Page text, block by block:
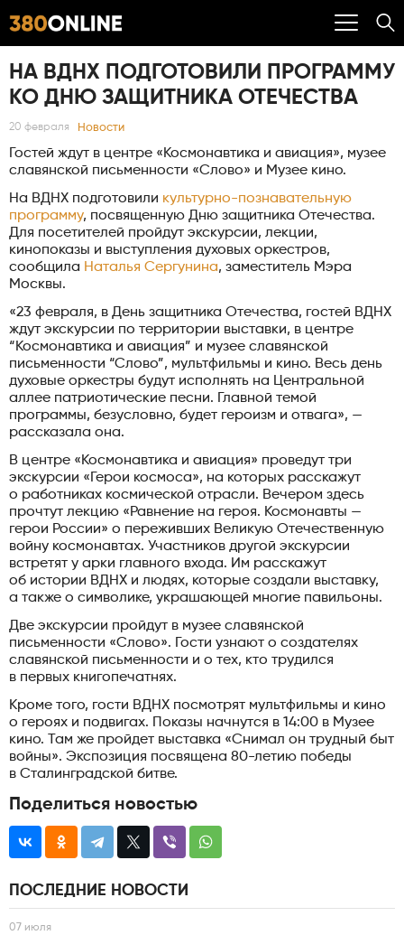
НА ВДНХ ПОДГОТОВИЛИ ПРОГРАММУ
КО ДНЮ ЗАЩИТНИКА ОТЕЧЕСТВА
20 февраля Новости
Гостей ждут в центре «Космонавтика и авиация», музее
славянской письменности «Слово» и Музее кино.
На ВДНХ подготовили культурно-познавательную
программу, посвященную Дню защитника Отечества.
Для посетителей пройдут экскурсии, лекции,
кинопоказы и выступления духовых оркестров,
сообщила Наталья Сергунина, заместитель Мэра
Москвы.
«23 февраля, в День защитника Отечества, гостей ВДНХ
ждут экскурсии по территории выставки, в центре
“Космонавтика и авиация” и музее славянской
письменности “Слово”, мультфильмы и кино. Весь день
духовые оркестры будут исполнять на Центральной
аллее патриотические песни. Главной темой
программы, безусловно, будет героизм и отвага», —
рассказала она.
В центре «Космонавтика и авиация» проведут три
экскурсии «Герои космоса», на которых расскажут
о работниках космической отрасли. Вечером здесь
прочтут лекцию «Равнение на героя. Космонавты —
герои России» о переживших Великую Отечественную
войну космонавтах. Участников другой экскурсии
встретят у арки главного входа. Им расскажут
об истории ВДНХ и людях, которые создали выставку,
а также о символике, украшающей многие павильоны.
Две экскурсии пройдут в музее славянской
письменности «Слово». Гости узнают о создателях
славянской письменности и о тех, кто трудился
в первых книгопечатнях.
Кроме того, гости ВДНХ посмотрят мультфильмы и кино
о героях и подвигах. Показы начнутся в 14:00 в Музее
кино. Там же пройдет выставка «Снимал он трудный быт
войны». Экспозиция посвящена 80-летию победы
в Сталинградской битве.
Поделиться новостью
ПОСЛЕДНИЕ НОВОСТИ
07 июля